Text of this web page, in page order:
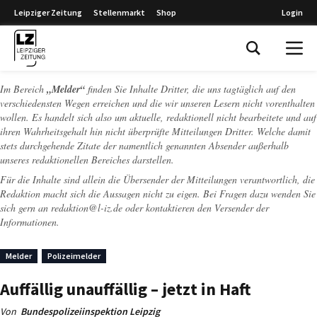
Leipziger Zeitung Stellenmarkt Shop Login
Im Bereich „Melder“ finden Sie Inhalte Dritter, die uns tagtäglich auf den
verschiedensten Wegen erreichen und die wir unseren Lesern nicht vorenthalten
wollen. Es handelt sich also um aktuelle, redaktionell nicht bearbeitete und auf
ihren Wahrheitsgehalt hin nicht überprüfte Mitteilungen Dritter. Welche damit
stets durchgehende Zitate der namentlich genannten Absender außerhalb
unseres redaktionellen Bereiches darstellen.
Für die Inhalte sind allein die Übersender der Mitteilungen verantwortlich, die
Redaktion macht sich die Aussagen nicht zu eigen. Bei Fragen dazu wenden Sie
sich gern an redaktion@l-iz.de oder kontaktieren den Versender der
Informationen.
Melder Polizeimelder
Auffällig unauffällig – jetzt in Haft
Von Bundespolizeiinspektion Leipzig